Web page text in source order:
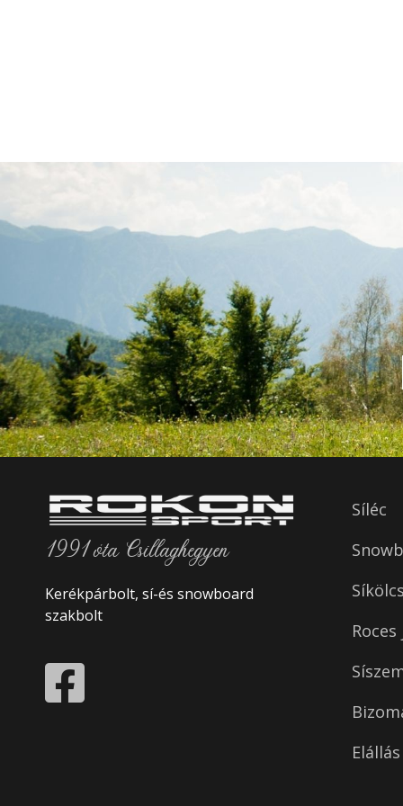
1991 óta Csillaghegyen
Kerékpárbolt, sí-és snowboard
szakbolt
Síléc